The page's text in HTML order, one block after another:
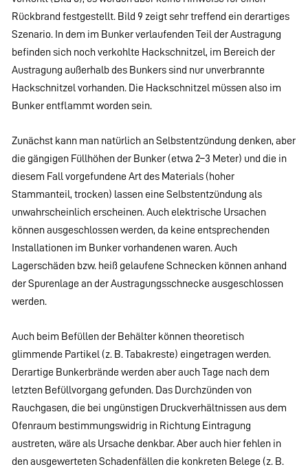
Rückbrand festgestellt. Bild 9 zeigt sehr treffend ein derartiges
Szenario. In dem im Bunker verlaufenden Teil der Austragung
befinden sich noch verkohlte Hackschnitzel, im Bereich der
Austragung außerhalb des Bunkers sind nur unverbrannte
Hackschnitzel vorhanden. Die Hackschnitzel müssen also im
Bunker entflammt worden sein.
Zunächst kann man natürlich an Selbstentzündung denken, aber
die gängigen Füllhöhen der Bunker (etwa 2–3 Meter) und die in
diesem Fall vorgefundene Art des Materials (hoher
Stammanteil, trocken) lassen eine Selbstentzündung als
unwahrscheinlich erscheinen. Auch elektrische Ursachen
können ausgeschlossen werden, da keine entsprechenden
Installationen im Bunker vorhandenen waren. Auch
Lagerschäden bzw. heiß gelaufene Schnecken können anhand
der Spurenlage an der Austragungsschnecke ausgeschlossen
werden.
Auch beim Befüllen der Behälter können theoretisch
glimmende Partikel (z. B. Tabakreste) eingetragen werden.
Derartige Bunkerbrände werden aber auch Tage nach dem
letzten Befüllvorgang gefunden. Das Durchzünden von
Rauchgasen, die bei ungünstigen Druckverhältnissen aus dem
Ofenraum bestimmungswidrig in Richtung Eintragung
austreten, wäre als Ursache denkbar. Aber auch hier fehlen in
den ausgewerteten Schadenfällen die konkreten Belege (z. B.